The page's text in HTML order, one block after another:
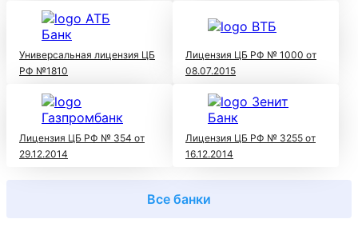
Универсальная лицензия ЦБ
РФ №1810
Лицензия ЦБ РФ № 1000 от
08.07.2015
Лицензия ЦБ РФ № 354 от
29.12.2014
Лицензия ЦБ РФ № 3255 от
16.12.2014
Все банки